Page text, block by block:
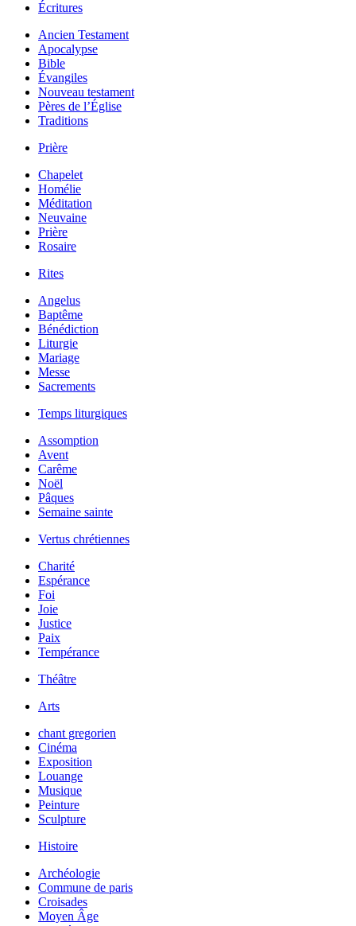
Écritures
Ancien Testament
Apocalypse
Bible
Évangiles
Nouveau testament
Pères de l’Église
Traditions
Prière
Chapelet
Homélie
Méditation
Neuvaine
Prière
Rosaire
Rites
Angelus
Baptême
Bénédiction
Liturgie
Mariage
Messe
Sacrements
Temps liturgiques
Assomption
Avent
Carême
Noël
Pâques
Semaine sainte
Vertus chrétiennes
Charité
Espérance
Foi
Joie
Justice
Paix
Tempérance
Théâtre
Arts
chant gregorien
Cinéma
Exposition
Louange
Musique
Peinture
Sculpture
Histoire
Archéologie
Commune de paris
Croisades
Moyen Âge